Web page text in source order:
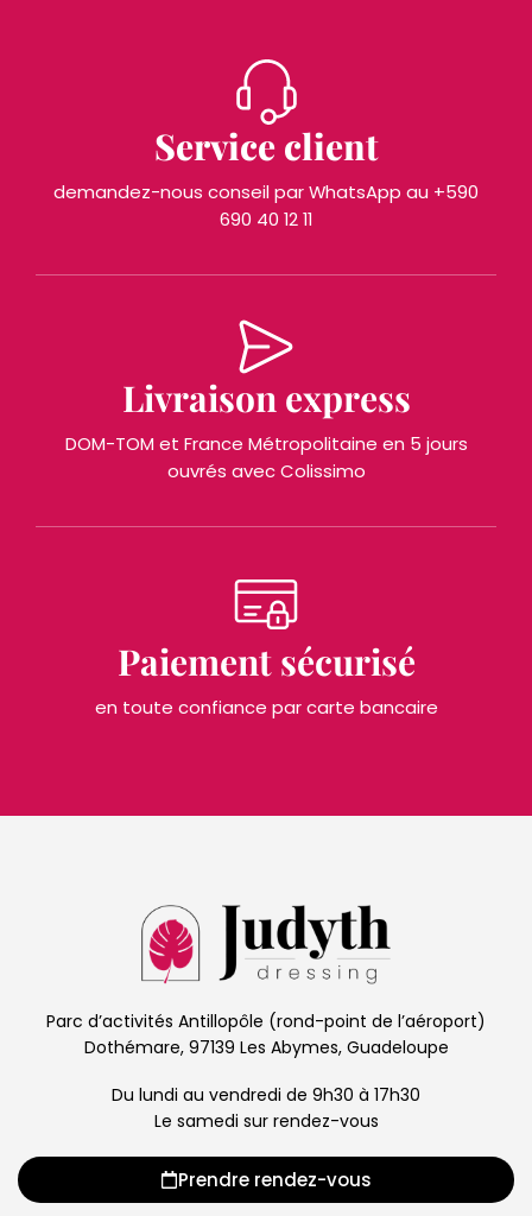
Service client
demandez-nous conseil par WhatsApp au +590
690 40 12 11
Livraison express
DOM-TOM et France Métropolitaine en 5 jours
ouvrés avec Colissimo
Paiement sécurisé
en toute confiance par carte bancaire
Parc d’activités Antillopôle (rond-point de l’aéroport)
Dothémare, 97139 Les Abymes, Guadeloupe
Du lundi au vendredi de 9h30 à 17h30
Le samedi sur rendez-vous
Prendre rendez-vous